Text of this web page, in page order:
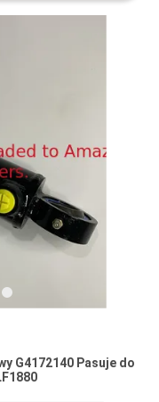
G4172140 Pasuje do